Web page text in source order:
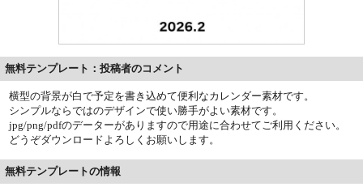
無料テンプレート：投稿者のコメント
横型の背景が白で予定を書き込めて便利なカレンダー素材です。
シンプルならではのデザインで使い勝手がよい素材です。
jpg/png/pdfのデーターがありますので用途に合わせてご利用ください。
どうぞダウンロードよろしくお願いします。
無料テンプレートの情報